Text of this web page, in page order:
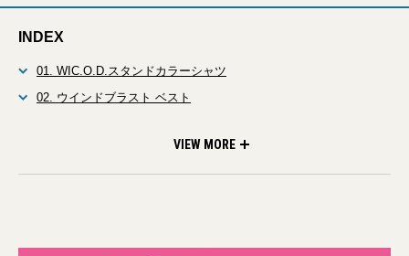
INDEX
01. WIC.O.D.スタンドカラーシャツ
02. ウインドブラスト ベスト
VIEW MORE